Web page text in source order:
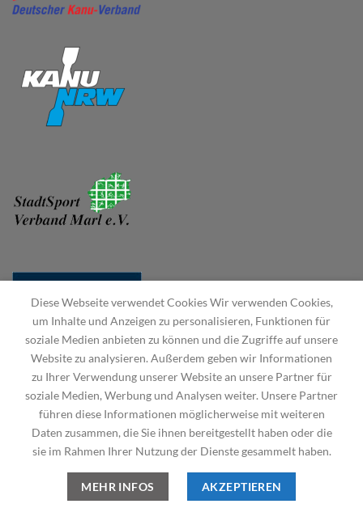
STARTSEITE HAUPTVEREIN
DEUTSCHER KANU-VERBAND
Copyright 2026 © Kanuverein des VfL Hüls e.V.
Diese Webseite verwendet Cookies Wir verwenden Cookies,
um Inhalte und Anzeigen zu personalisieren, Funktionen für
soziale Medien anbieten zu können und die Zugriffe auf unsere
Website zu analysieren. Außerdem geben wir Informationen
zu Ihrer Verwendung unserer Website an unsere Partner für
soziale Medien, Werbung und Analysen weiter. Unsere Partner
führen diese Informationen möglicherweise mit weiteren
Daten zusammen, die Sie ihnen bereitgestellt haben oder die
sie im Rahmen Ihrer Nutzung der Dienste gesammelt haben.
MEHR INFOS AKZEPTIEREN